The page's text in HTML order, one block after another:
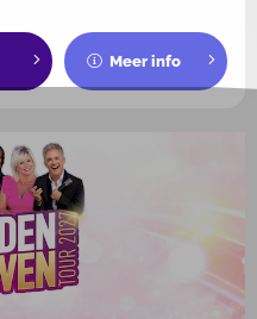
Meer info